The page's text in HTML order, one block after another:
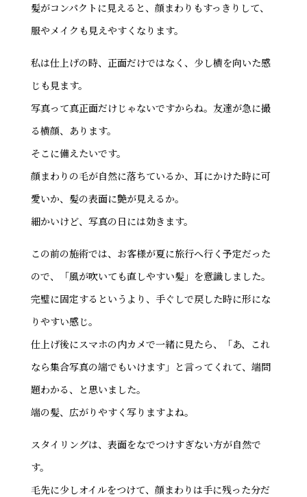
髪がコンパクトに見えると、顔まわりもすっきりして、
服やメイクも見えやすくなります。
私は仕上げの時、正面だけではなく、少し横を向いた感
じも見ます。
写真って真正面だけじゃないですからね。友達が急に撮
る横顔、あります。
そこに備えたいです。
顔まわりの毛が自然に落ちているか、耳にかけた時に可
愛いか、髪の表面に艶が見えるか。
細かいけど、写真の日には効きます。
この前の施術では、お客様が夏に旅行へ行く予定だった
ので、「風が吹いても直しやすい髪」を意識しました。
完璧に固定するというより、手ぐしで戻した時に形にな
りやすい感じ。
仕上げ後にスマホの内カメで一緒に見たら、「あ、これ
なら集合写真の端でもいけます」と言ってくれて、端問
題わかる、と思いました。
端の髪、広がりやすく写りますよね。
スタイリングは、表面をなでつけすぎない方が自然で
す。
毛先に少しオイルをつけて、顔まわりは手に残った分だ